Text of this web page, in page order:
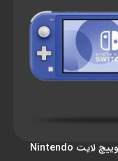
کنسول بازی نینتندو سوییچ لایت Nintendo